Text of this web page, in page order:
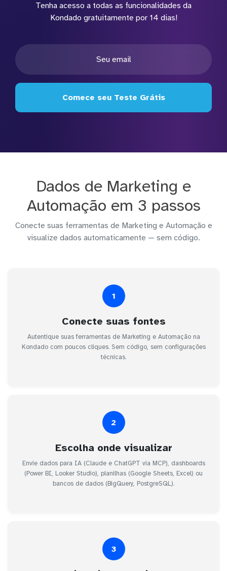
Tenha acesso a todas as funcionalidades da
Kondado gratuitamente por 14 dias!
Comece seu Teste Grátis
Dados de Marketing e
Automação em 3 passos
Conecte suas ferramentas de Marketing e Automação e
visualize dados automaticamente — sem código.
1
Conecte suas fontes
Autentique suas ferramentas de Marketing e Automação na
Kondado com poucos cliques. Sem código, sem configurações
técnicas.
2
Escolha onde visualizar
Envie dados para IA (Claude e ChatGPT via MCP), dashboards
(Power BI, Looker Studio), planilhas (Google Sheets, Excel) ou
bancos de dados (BigQuery, PostgreSQL).
3